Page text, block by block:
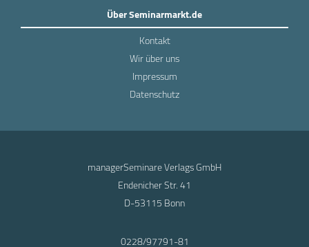
Über Seminarmarkt.de
Kontakt
Wir über uns
Impressum
Datenschutz
managerSeminare Verlags GmbH
Endenicher Str. 41
D-53115 Bonn
0228/97791-81